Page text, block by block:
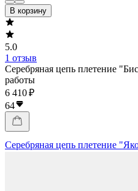
В корзину
5.0
1 отзыв
Серебряная цепь плетение
работы
6 410 ₽
64
Серебряная цепь плетение